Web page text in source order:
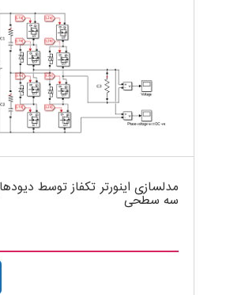
مدلسازی اینورتر تکفاز توسط
سه سطحی